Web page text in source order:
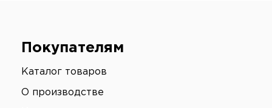
Покупателям
Каталог товаров
О производстве